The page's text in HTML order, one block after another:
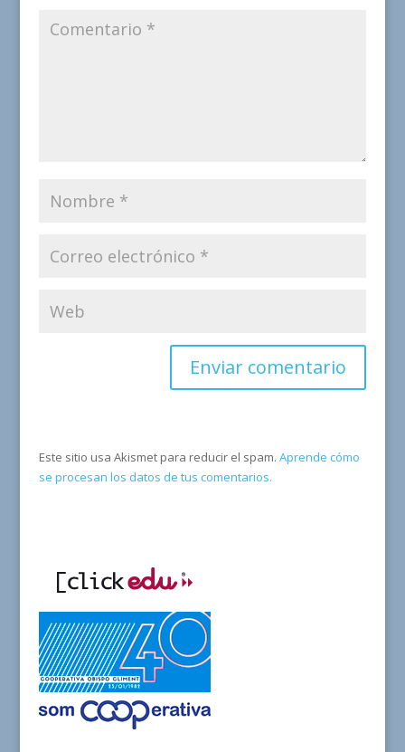
Este sitio usa Akismet para reducir el spam. Aprende cómo
se procesan los datos de tus comentarios.